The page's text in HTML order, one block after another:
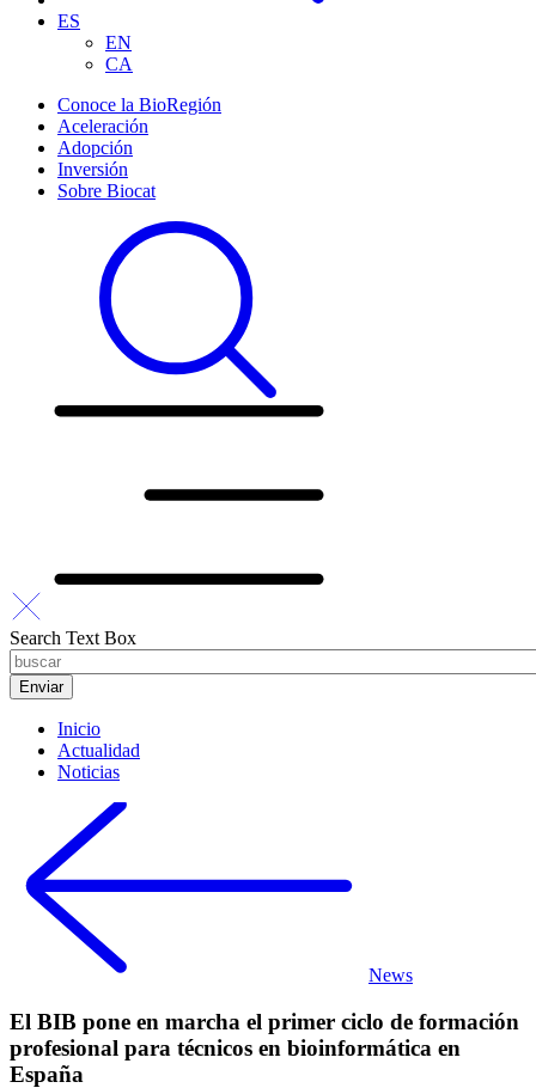
ES
EN
CA
Conoce la BioRegión
Aceleración
Adopción
Inversión
Sobre Biocat
Search Text Box
Inicio
Actualidad
Noticias
News
El BIB pone en marcha el primer ciclo de formación
profesional para técnicos en bioinformática en
España